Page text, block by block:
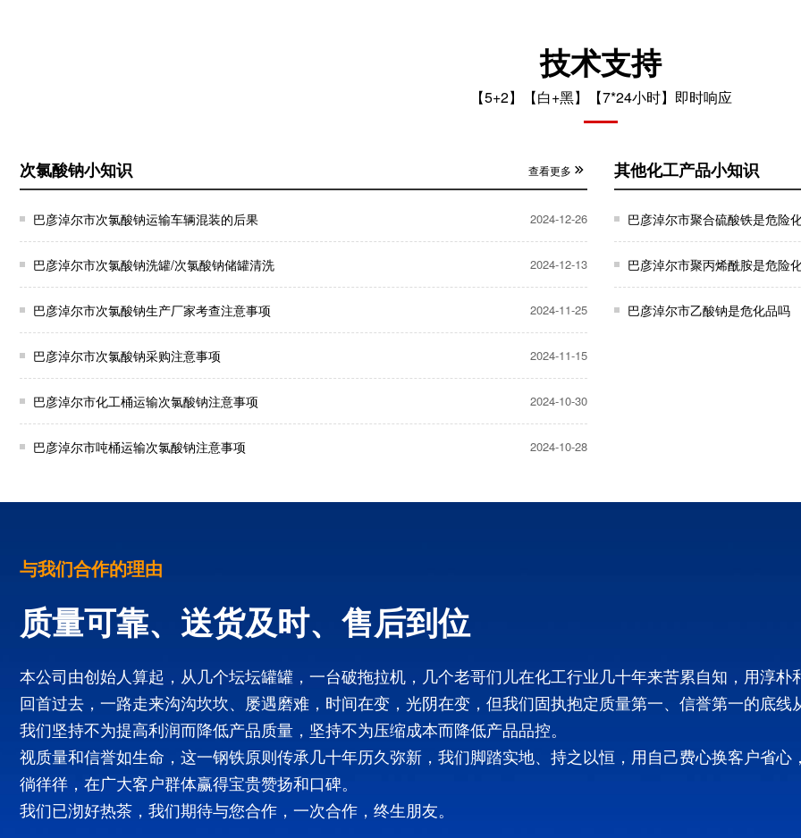
技术支持
【5+2】【白+黑】【7*24小时】即时响应
次氯酸钠小知识 查看更多
巴彦淖尔市次氯酸钠运输车辆混装的后果 2024-12-26
巴彦淖尔市次氯酸钠洗罐/次氯酸钠储罐清洗 2024-12-13
巴彦淖尔市次氯酸钠生产厂家考查注意事项 2024-11-25
巴彦淖尔市次氯酸钠采购注意事项 2024-11-15
巴彦淖尔市化工桶运输次氯酸钠注意事项 2024-10-30
巴彦淖尔市吨桶运输次氯酸钠注意事项 2024-10-28
其他化工产品小知识
巴彦淖尔市聚合硫酸铁是危险
巴彦淖尔市聚丙烯酰胺是危险
巴彦淖尔市乙酸钠是危化品吗
与我们合作的理由
质量可靠、送货及时、售后到位
本公司由创始人算起，从几个坛坛罐罐，一台破拖拉机，几个老哥们儿在化工行业几十年来苦累自知，用淳朴
回首过去，一路走来沟沟坎坎、屡遇磨难，时间在变，光阴在变，但我们固执抱定质量第一、信誉第一的底
我们坚持不为提高利润而降低产品质量，坚持不为压缩成本而降低产品品控。
视质量和信誉如生命，这一钢铁原则传承几十年历久弥新，我们脚踏实地、持之以恒，用自己费心换客户省
徜徉徉，在广大客户群体赢得宝贵赞扬和口碑。
我们已沏好热茶，我们期待与您合作，一次合作，终生朋友。